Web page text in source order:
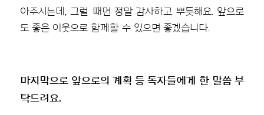
아주시는데, 그럴 때면 정말 감사하고 뿌듯해요. 앞으로
도 좋은 이웃으로 함께할 수 있으면 좋겠습니다.
마지막으로 앞으로의 계획 등 독자들에게 한 말씀 부
탁드려요.